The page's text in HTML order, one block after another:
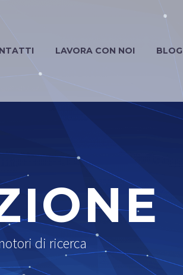
LAVORA CON NOI BLOG
di ricerca